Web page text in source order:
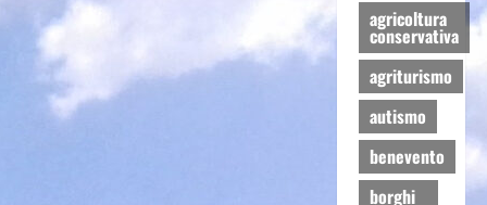
agricoltura
conservativa
agriturismo
autismo
benevento
borghi